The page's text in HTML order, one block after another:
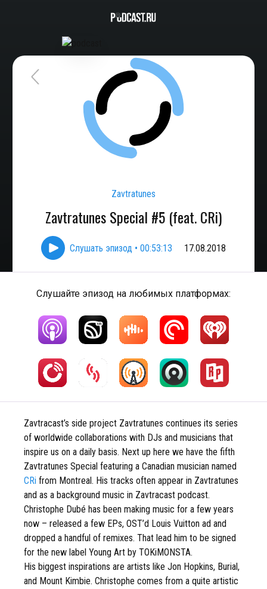
Zavtratunes
Zavtratunes Special #5 (feat. CRi)
Слушать эпизод • 00:53:13 17.08.2018
Слушайте эпизод на любимых платформах:
Zavtracast’s side project Zavtratunes continues its series
of worldwide collaborations with DJs and musicians that
inspire us on a daily basis. Next up here we have the fifth
Zavtratunes Special featuring a Canadian musician named
CRi from Montreal. His tracks often appear in Zavtratunes
and as a background music in Zavtracast podcast.
Christophe Dubé has been making music for a few years
now – released a few EPs, OST’d Louis Vuitton ad and
dropped a handful of remixes. That lead him to be signed
for the new label Young Art by TOKiMONSTA.
His biggest inspirations are artists like Jon Hopkins, Burial,
and Mount Kimbie. Christophe comes from a quite artistic